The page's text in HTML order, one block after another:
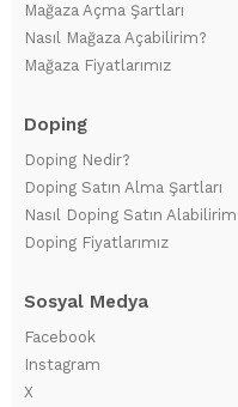
Mağaza Açma Şartları
Nasıl Mağaza Açabilirim?
Mağaza Fiyatlarımız
Doping
Doping Nedir?
Doping Satın Alma Şartları
Nasıl Doping Satın Alabilirim
Doping Fiyatlarımız
Sosyal Medya
Facebook
Instagram
X